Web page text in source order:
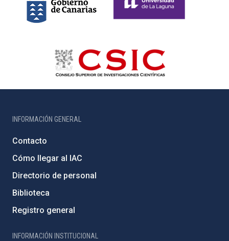
INFORMACIÓN GENERAL
Contacto
Cómo llegar al IAC
Directorio de personal
Biblioteca
Registro general
INFORMACIÓN INSTITUCIONAL